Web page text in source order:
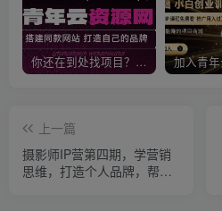
你还在到处找项目？还在当韭菜？我靠卖项目一个月收入5万+，曾经我也是个失败者。
上一篇
摄影师IP营第四期，学营销
思维，打造个人品牌，帮助